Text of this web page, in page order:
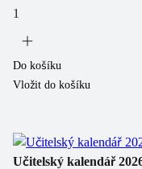
Do košíku
Vložit do košíku
Učitelský kalendář